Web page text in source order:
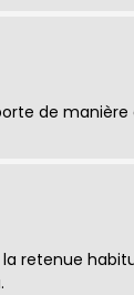
de
retenue